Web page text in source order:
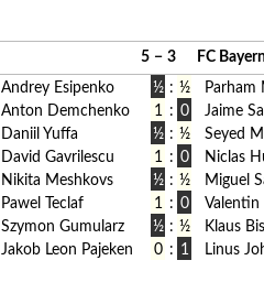
5 − 3
FC
Andrey Esipenko ½ : ½
Parham
Anton Demchenko 1 : 0
Jaime
Daniil Yuffa ½ : ½
Seyed
David Gavrilescu 1 : 0
Niclas
Nikita Meshkovs ½ : ½
Miguel
Pawel Teclaf 1 : 0
Valentin
Szymon Gumularz ½ : ½
Klaus
Jakob Leon Pajeken 0 : 1 Linus